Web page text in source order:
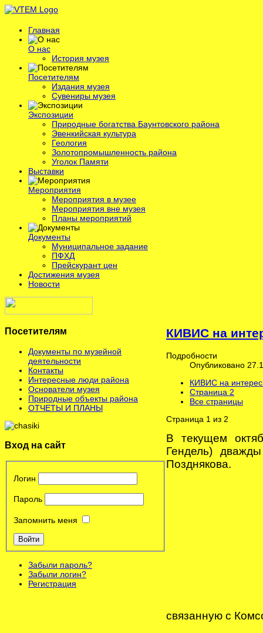
Главная
О нас
История музея
Посетителям
Издания музея
Сувениры музея
Экспозиции
Природные богатства Баунтовского района
Эвенкийская культура
Геология
Золотопромышленность района
Уголок Памяти
Выставки
Мероприятия
Мероприятия в музее
Мероприятия вне музея
Планы мероприятий
Документы
Муниципальное задание
ПФХД
Прейскурант цен
Достижения музея
Новости
Посетителям
Документы по музейной
деятельности
Контакты
Интересные люди района
Основатели музея
Природные объекты района
ОТЧЕТЫ И ПЛАНЫ
Вход на сайт
Логин
Пароль
Запомнить меня
Войти
Забыли пароль?
Забыли логин?
Регистрация
КИВИС на
Подробности
Опубликовано
КИВИС на
Страница 2
Все страницы
Страница 1 из 2
В текущем
Гендель)
Позднякова.
связанную с